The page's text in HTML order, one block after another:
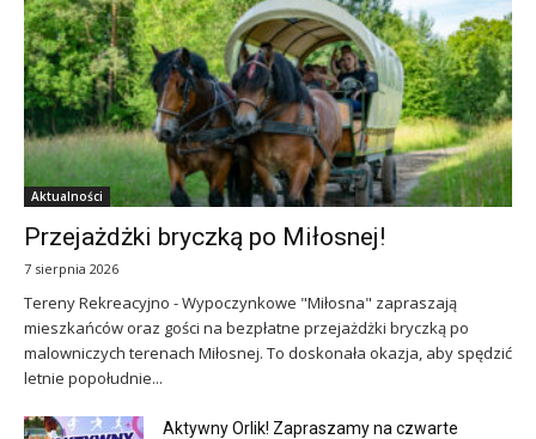
Aktualności
Przejażdżki bryczką po Miłosnej!
7 sierpnia 2026
Tereny Rekreacyjno - Wypoczynkowe "Miłosna" zapraszają
mieszkańców oraz gości na bezpłatne przejażdżki bryczką po
malowniczych terenach Miłosnej. To doskonała okazja, aby spędzić
letnie popołudnie...
Aktywny Orlik! Zapraszamy na czwarte